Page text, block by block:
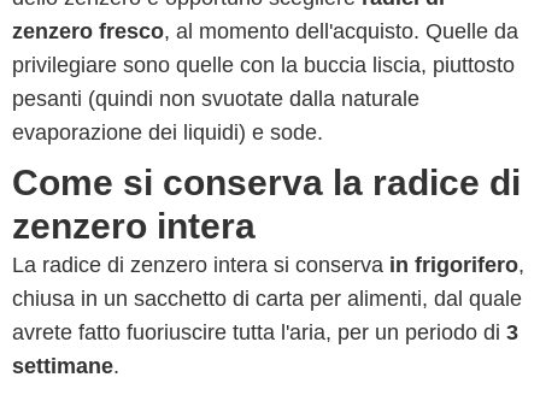
zenzero fresco, al momento dell'acquisto. Quelle da
privilegiare sono quelle con la buccia liscia, piuttosto
pesanti (quindi non svuotate dalla naturale
evaporazione dei liquidi) e sode.
Come si conserva la radice di
zenzero intera
La radice di zenzero intera si conserva in frigorifero,
chiusa in un sacchetto di carta per alimenti, dal quale
avrete fatto fuoriuscire tutta l'aria, per un periodo di 3
settimane.